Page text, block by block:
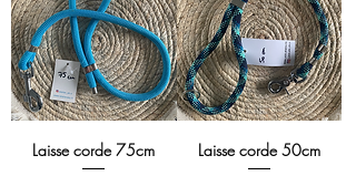
Laisse corde 75cm
Laisse corde 50cm